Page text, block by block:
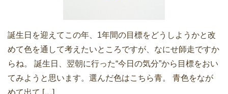
誕生日を迎えてこの年、1年間の目標をどうしようかと改
めて色を通して考えたいところですが、なにせ師走ですか
らね。 誕生日、翌朝に行った“今日の気分”から目標をおい
てみようと思います。選んだ色はこちら青。 青色をなが